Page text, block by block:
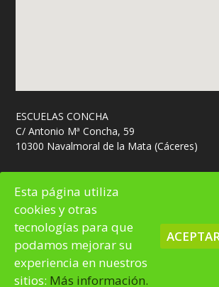
ESCUELAS CONCHA
C/ Antonio Mª Concha, 59
10300 Navalmoral de la Mata (Cáceres)
© 2026FUNDHEX diseño: noguero
Esta página utiliza
cookies y otras
tecnologías para que
podamos mejorar su
experiencia en nuestros
sitios: Más información.